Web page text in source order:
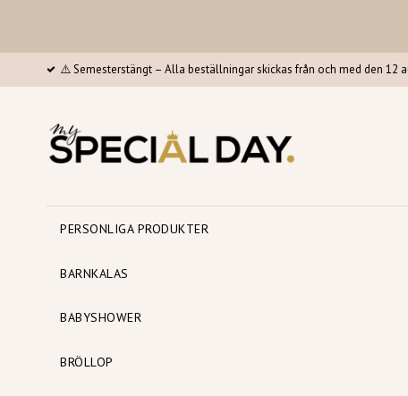
⚠️ Semesterstängt – Alla beställningar skickas från och med den 12
PERSONLIGA PRODUKTER
BARNKALAS
BABYSHOWER
BRÖLLOP